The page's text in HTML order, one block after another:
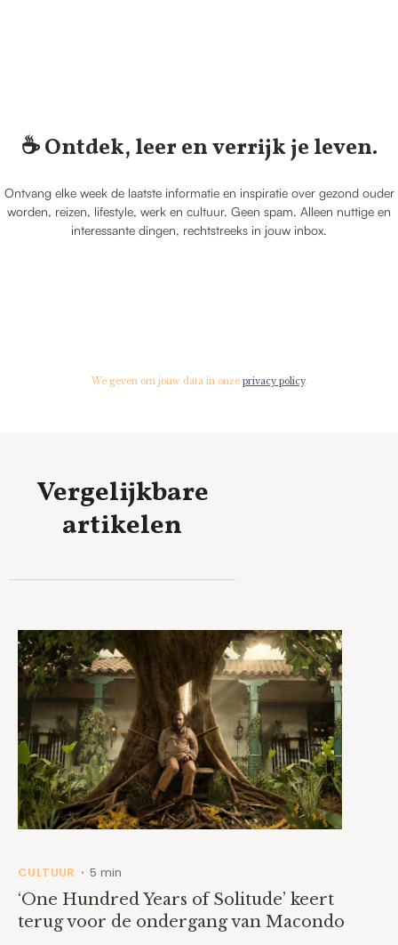
☕️ Ontdek, leer en verrijk je leven.
Ontvang elke week de laatste informatie en inspiratie over gezond ouder
worden, reizen, lifestyle, werk en cultuur. Geen spam. Alleen nuttige en
interessante dingen, rechtstreeks in jouw inbox.
We geven om jouw data in onze privacy policy.
Vergelijkbare
artikelen
CULTUUR • 5 min
‘One Hundred Years of Solitude’ keert
terug voor de ondergang van Macondo